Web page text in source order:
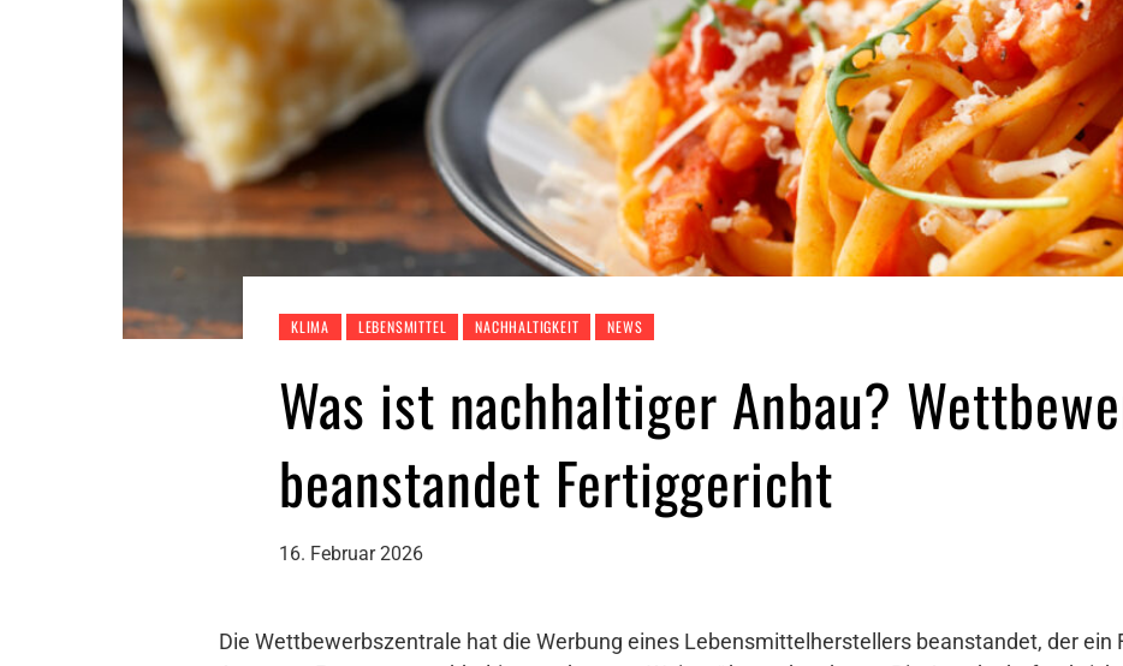
KLIMA LEBENSMITTEL NACHHALTIGKEIT NEWS
Was ist nachhaltiger Anbau?
beanstandet Fertiggericht
16. Februar 2026
Die Wettbewerbszentrale hat die Werbung eines Lebensmittelherstellers beanstandet, der ein